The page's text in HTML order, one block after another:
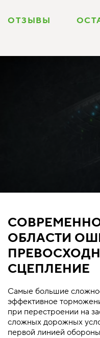
ОТЗЫВЫ
ОБЛАСТИ
СЦЕПЛЕНИЕ
Самые большие
эффективное
при перестроении на
сложных дорожных
первой линией